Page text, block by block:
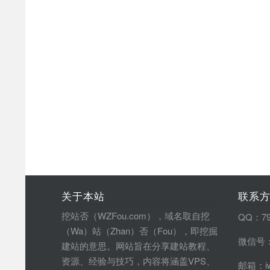
关于本站
挖站否（WZFou.com），域名取自挖
（Wa）站（Zhan）否（Fou），即挖掘
建站的意思。网站旨在分享建站教程、
资源、经验与技巧，内容将涵盖VPS、
联系
QQ：
微信号
邮箱：